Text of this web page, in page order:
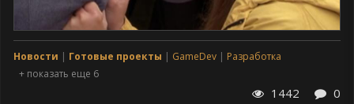
Новости Готовые проекты GameDev
Разработка
+ показать еще 6
1442 0